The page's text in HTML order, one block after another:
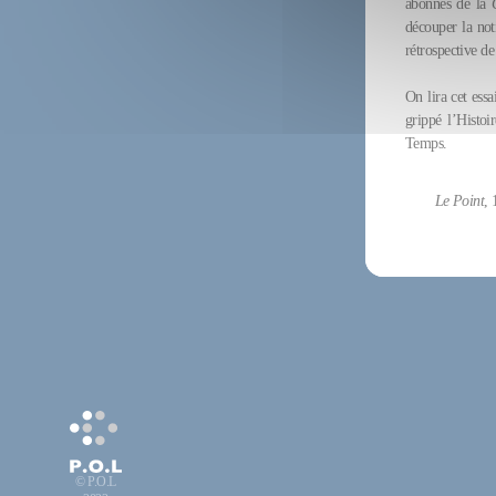
abonnés de la
découper la
rétrospective
On lira cet
grippé
Temps.
Le Point,
© P.O.L